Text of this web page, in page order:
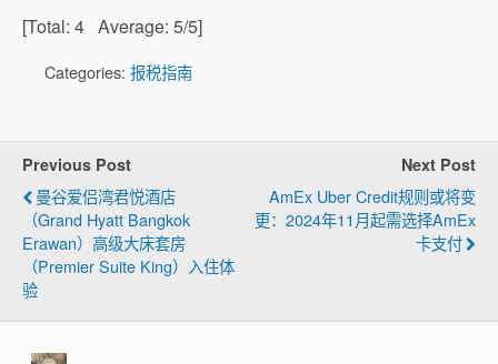
[Total: 4 Average: 5/5]
Categories: 报税指南
Previous Post
曼谷爱侣湾君悦酒店
（Grand Hyatt Bangkok
Erawan）高级大床套房
（Premier Suite King）入住体
验
Next Post
AmEx Uber Credit规则或将变
更：2024年11月起需选择AmEx
卡支付